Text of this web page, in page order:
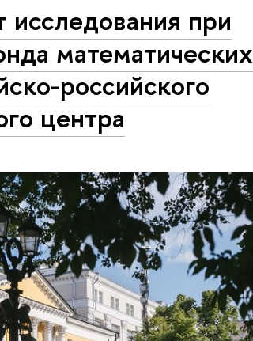
при
математических
российского
центра